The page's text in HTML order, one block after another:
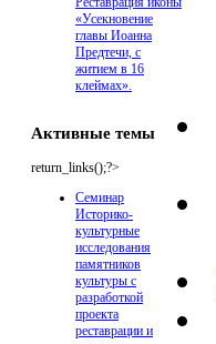
«Усекновение
главы Иоанна
Предтечи, с
житием в 16
клеймах».
Активные темы
return_links();?>
Семинар
Историко-
культурные
исследования
памятников
культуры с
разработкой
проекта
реставрации и